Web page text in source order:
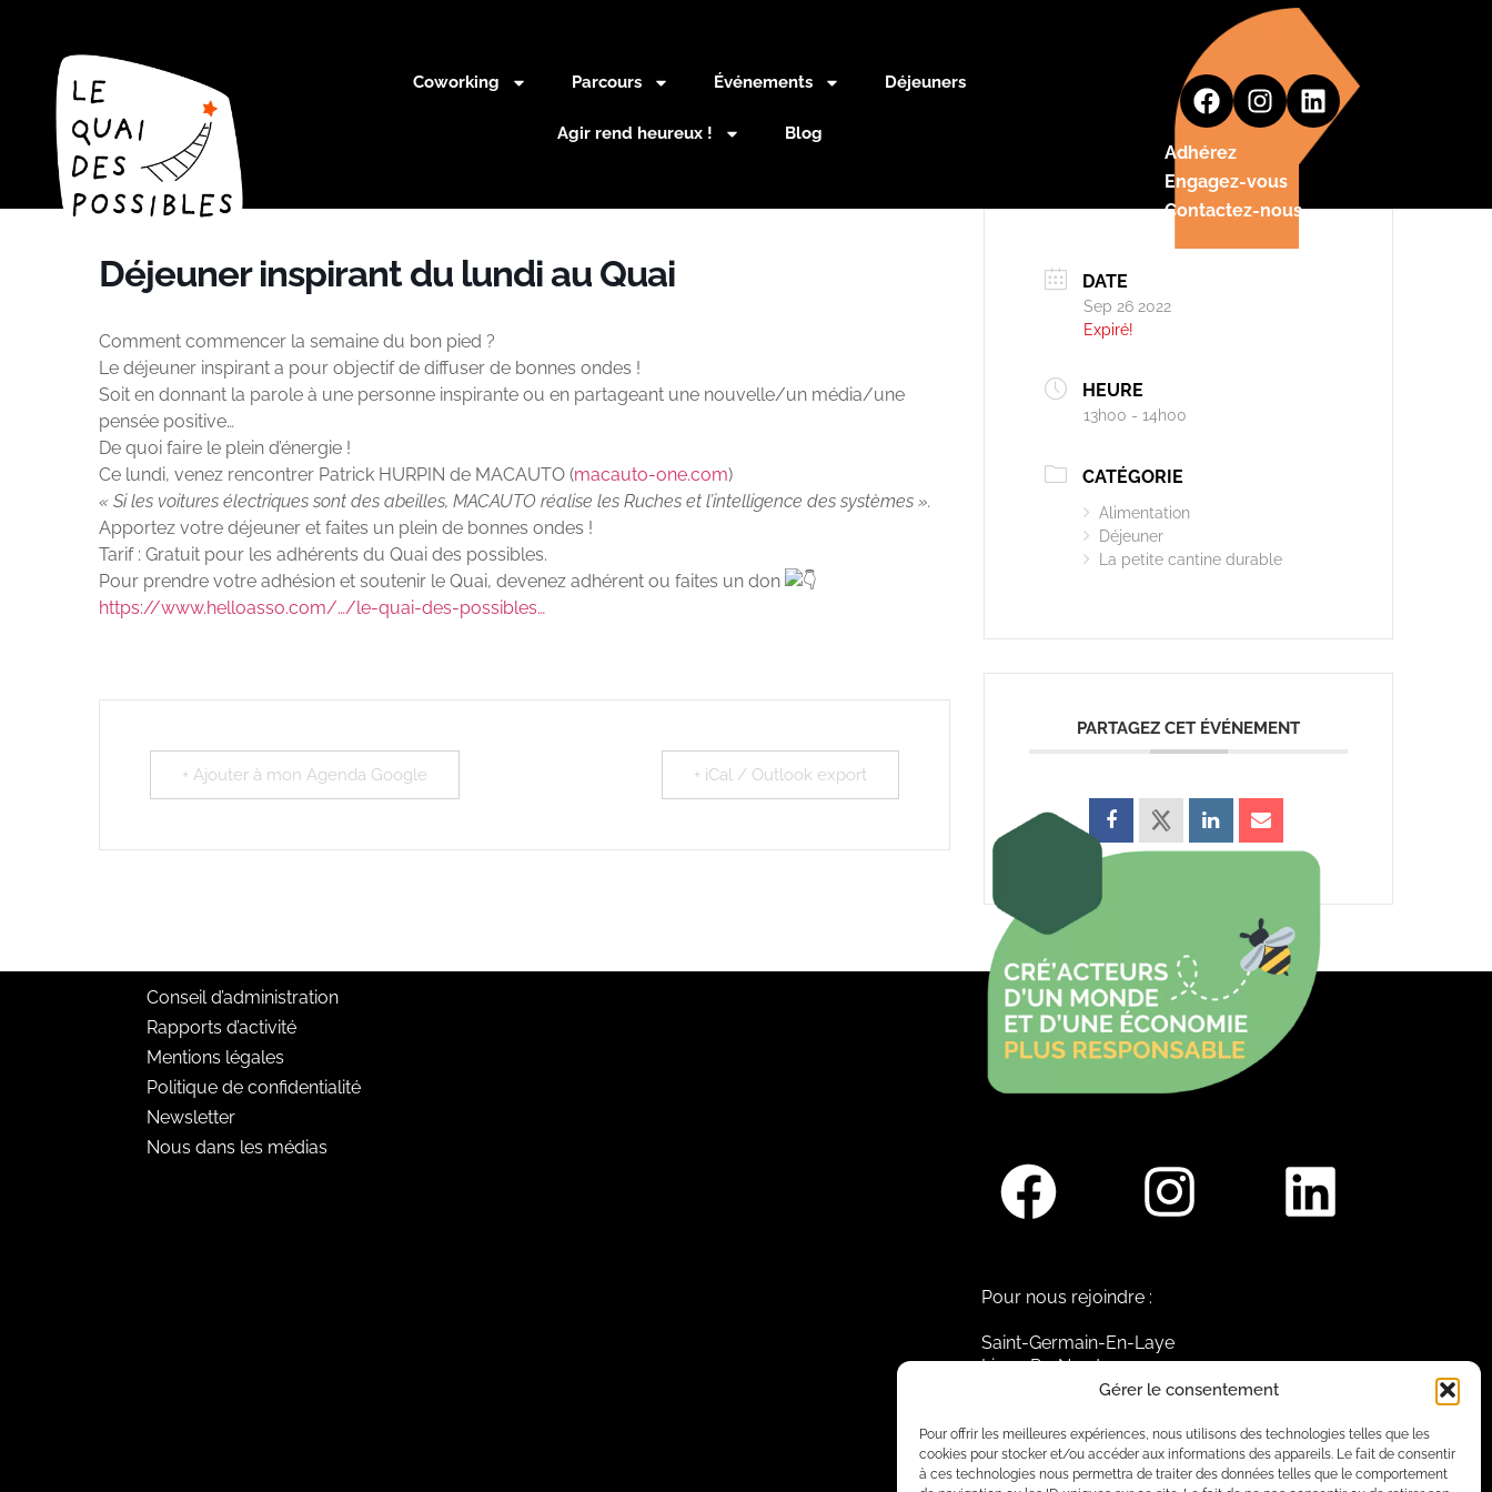
Gérer le consentement
Pour offrir les meilleures expériences, nous utilisons des technologies telles que les
cookies pour stocker et/ou accéder aux informations des appareils. Le fait de consentir
à ces technologies nous permettra de traiter des données telles que le comportement
Coworking Parcours Événements Déjeuners
Agir rend heureux ! Blog
Adhérez
Engagez-vous
Contactez-nous
Déjeuner inspirant du lundi au Quai
Comment commencer la semaine du bon pied ?
Le déjeuner inspirant a pour objectif de diffuser de bonnes ondes !
Soit en donnant la parole à une personne inspirante ou en partageant une nouvelle/un média/une
pensée positive…
De quoi faire le plein d’énergie !
Ce lundi, venez rencontrer Patrick HURPIN de MACAUTO (macauto-one.com)
« Si les voitures électriques sont des abeilles, MACAUTO réalise les Ruches et l’intelligence des systèmes ».
Apportez votre déjeuner et faites un plein de bonnes ondes !
Tarif : Gratuit pour les adhérents du Quai des possibles.
Pour prendre votre adhésion et soutenir le Quai, devenez adhérent ou faites un don
https://www.helloasso.com/…/le-quai-des-possibles…
+ Ajouter à mon Agenda Google + iCal / Outlook export
DATE
Sep 26 2022
Expiré!
HEURE
13h00 - 14h00
CATÉGORIE
Alimentation
Déjeuner
La petite cantine durable
PARTAGEZ CET ÉVÉNEMENT
Conseil d’administration
Rapports d’activité
Mentions légales
Politique de confidentialité
Newsletter
Nous dans les médias
Pour nous rejoindre :
Saint-Germain-En-Laye
Ligne R2-Nord